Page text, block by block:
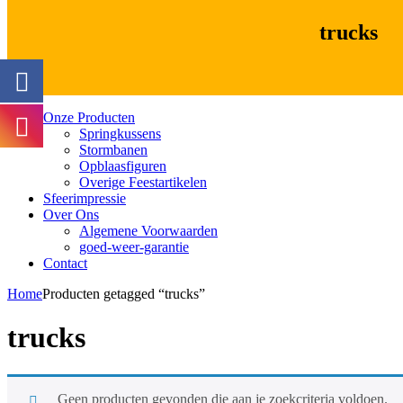
trucks
Onze Producten
Springkussens
Stormbanen
Opblaasfiguren
Overige Feestartikelen
Sfeerimpressie
Over Ons
Algemene Voorwaarden
goed-weer-garantie
Contact
HomeProducten getagged “trucks”
trucks
Geen producten gevonden die aan je zoekcriteria voldoen.